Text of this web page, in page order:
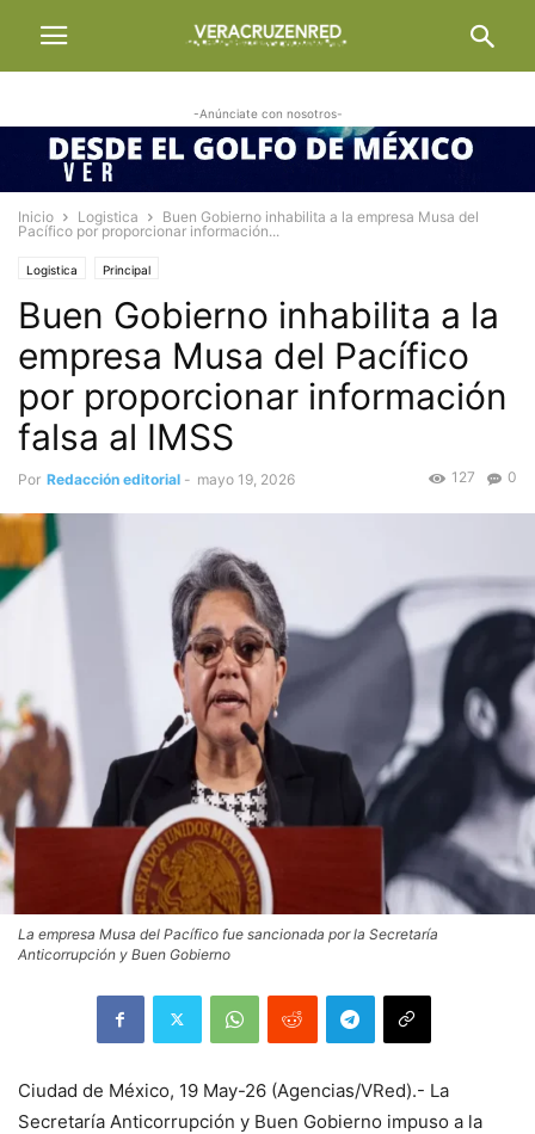
-Anúnciate con nosotros-
Inicio Logistica
Buen Gobierno inhabilita a la empresa Musa del
Pacífico por proporcionar información...
Logistica Principal
Buen Gobierno inhabilita a la
empresa Musa del Pacífico
por proporcionar información
falsa al IMSS
Por Redacción editorial - mayo 19, 2026 0
127
La empresa Musa del Pacífico fue sancionada por la Secretaría
Anticorrupción y Buen Gobierno
Ciudad de México, 19 May-26 (Agencias/VRed).- La
Secretaría Anticorrupción y Buen Gobierno impuso a la